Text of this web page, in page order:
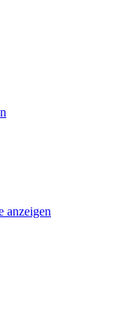
anzeigen